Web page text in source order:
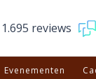
1.695 reviews
Evenementen